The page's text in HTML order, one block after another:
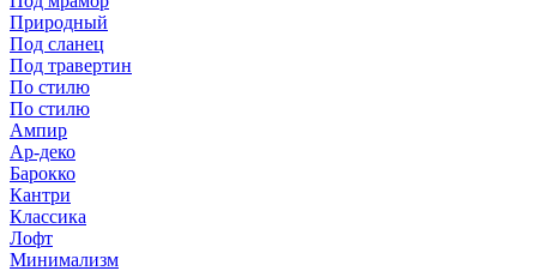
Природный
Под сланец
Под травертин
По стилю
По стилю
Ампир
Ар-деко
Барокко
Кантри
Классика
Лофт
Минимализм